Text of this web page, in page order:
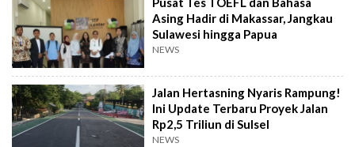
Asing Hadir di Makassar, Jangkau
Sulawesi hingga Papua
NEWS
Jalan Hertasning Nyaris Rampung!
Ini Update Terbaru Proyek Jalan
Rp2,5 Triliun di Sulsel
NEWS